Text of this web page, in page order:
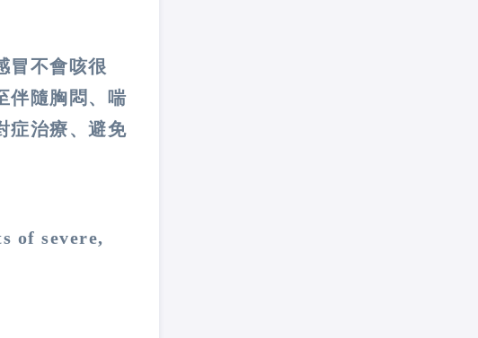
冒不會咳很
伴隨胸悶、喘
症治療、避免
of severe,